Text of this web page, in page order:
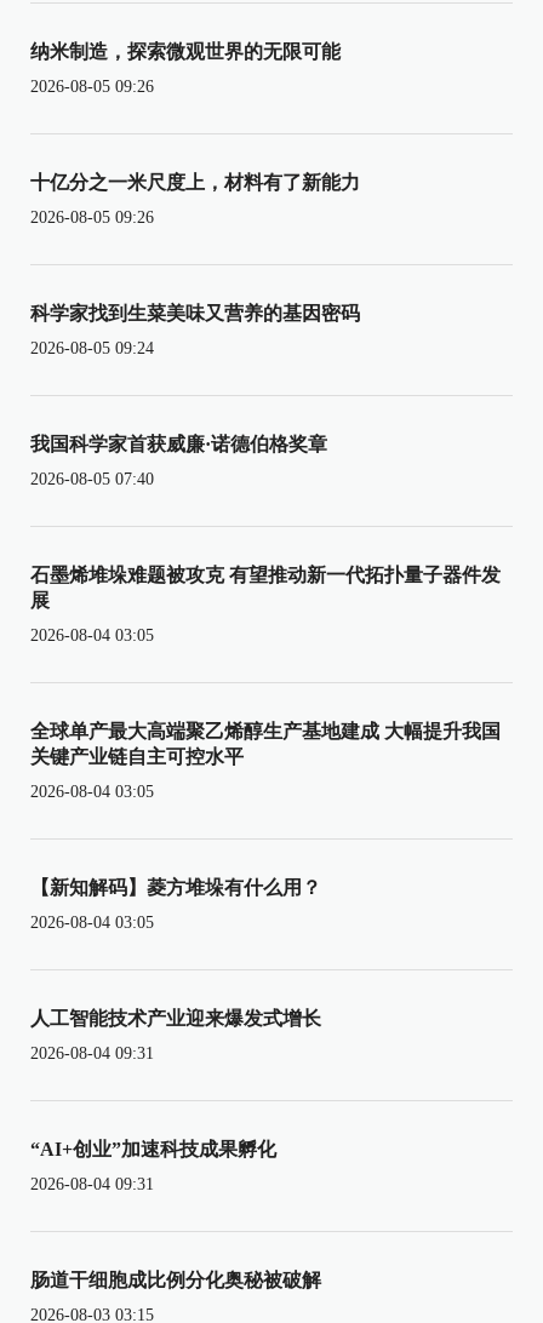
纳米制造，探索微观世界的无限可能
2026-08-05 09:26
十亿分之一米尺度上，材料有了新能力
2026-08-05 09:26
科学家找到生菜美味又营养的基因密码
2026-08-05 09:24
我国科学家首获威廉·诺德伯格奖章
2026-08-05 07:40
石墨烯堆垛难题被攻克 有望推动新一代拓扑量子器件发
展
2026-08-04 03:05
全球单产最大高端聚乙烯醇生产基地建成 大幅提升我国
关键产业链自主可控水平
2026-08-04 03:05
【新知解码】菱方堆垛有什么用？
2026-08-04 03:05
人工智能技术产业迎来爆发式增长
2026-08-04 09:31
“AI+创业”加速科技成果孵化
2026-08-04 09:31
肠道干细胞成比例分化奥秘被破解
2026-08-03 03:15